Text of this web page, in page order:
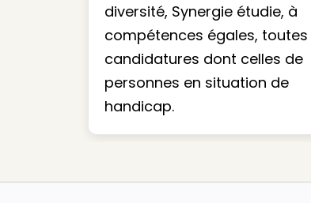
diversité, Synergie étudie, à
compétences égales, toutes
candidatures dont celles de
personnes en situation de
handicap.